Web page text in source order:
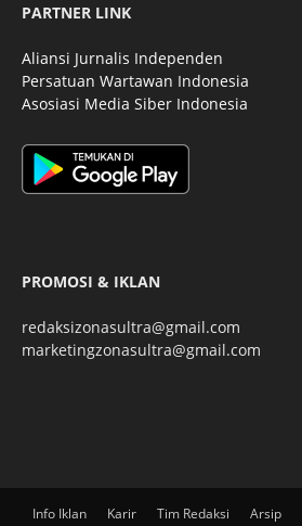
PARTNER LINK
Aliansi Jurnalis Independen
Persatuan Wartawan Indonesia
Asosiasi Media Siber Indonesia
PROMOSI & IKLAN
redaksizonasultra@gmail.com
marketingzonasultra@gmail.com
Info Iklan Karir Tim Redaksi Arsip